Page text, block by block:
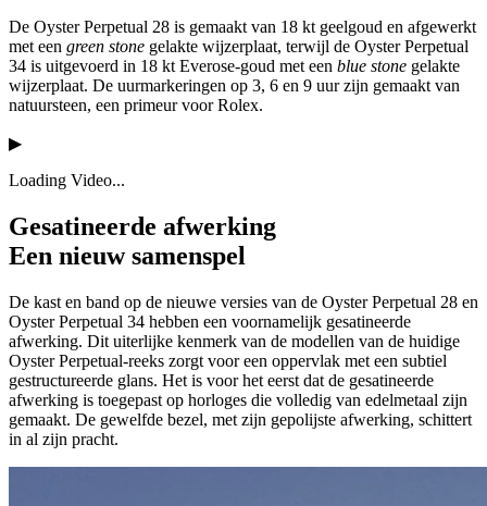
De Oyster Perpetual 28 is gemaakt van 18 kt geelgoud en afgewerkt
met een green stone gelakte wijzerplaat, terwijl de Oyster Perpetual
34 is uitgevoerd in 18 kt Everose-goud met een blue stone gelakte
wijzerplaat. De uurmarkeringen op 3, 6 en 9 uur zijn gemaakt van
natuursteen, een primeur voor Rolex.
▶
Loading Video...
Gesatineerde afwerking
Een nieuw samenspel
De kast en band op de nieuwe versies van de Oyster Perpetual 28 en
Oyster Perpetual 34 hebben een voornamelijk gesatineerde
afwerking. Dit uiterlijke kenmerk van de modellen van de huidige
Oyster Perpetual-reeks zorgt voor een oppervlak met een subtiel
gestructureerde glans. Het is voor het eerst dat de gesatineerde
afwerking is toegepast op horloges die volledig van edelmetaal zijn
gemaakt. De gewelfde bezel, met zijn gepolijste afwerking, schittert
in al zijn pracht.